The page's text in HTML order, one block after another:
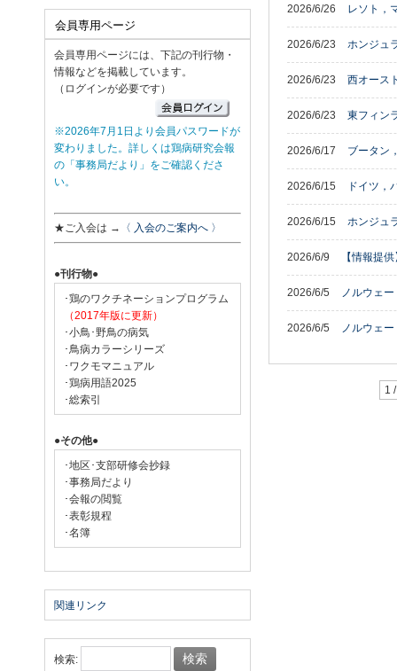
2026/6/26 レソト，
2026/6/23 ホンジュ
2026/6/23 西オース
2026/6/23 東フィン
2026/6/17 ブータン
2026/6/15 ドイツ，
2026/6/15 ホンジュ
2026/6/9 【情報提
2026/6/5 ノルウェ
2026/6/5 ノルウェ
1
会員専用ページ
会員専用ページには、下記の刊行物・
情報などを掲載しています。
（ログインが必要です）
※2026年7月1日より会員パスワードが
変わりました。詳しくは鶏病研究会報
の「事務局だより」をご確認くださ
い。
★ご入会は → 〈 入会のご案内へ 〉
●刊行物●
･鶏のワクチネーションプログラム
（2017年版に更新）
･小鳥･野鳥の病気
･鳥病カラーシリーズ
･ワクモマニュアル
･鶏病用語2025
･総索引
●その他●
･地区･支部研修会抄録
･事務局だより
･会報の閲覧
･表彰規程
･名簿
関連リンク
検索: